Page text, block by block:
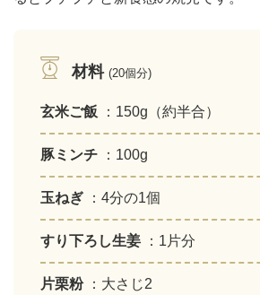
材料 (20個分)
玄米ご飯 ：150g（約半合）
豚ミンチ ：100g
玉ねぎ ：4分の1個
すり下ろし生姜 ：1片分
片栗粉 ：大さじ2